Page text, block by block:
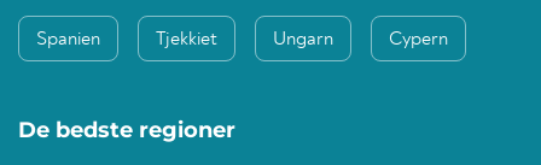
Spanien Tjekkiet Ungarn Cypern
De bedste regioner